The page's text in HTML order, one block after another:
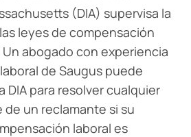
(DIA) supervisa la
leyes de compensación
abogado con experiencia
de Saugus puede
DIA para resolver cualquier
un reclamante si su
laboral es